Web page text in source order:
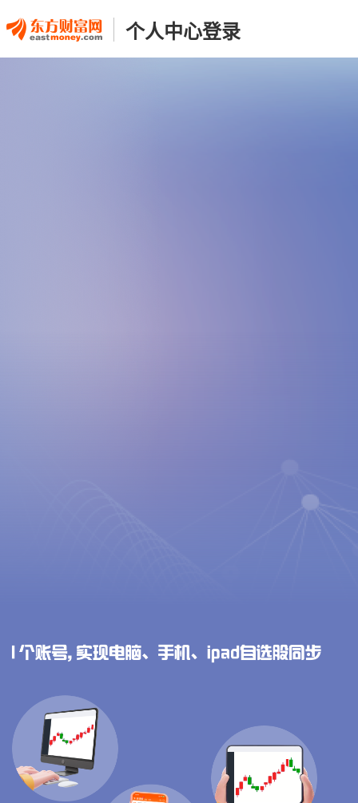
个人中心登录